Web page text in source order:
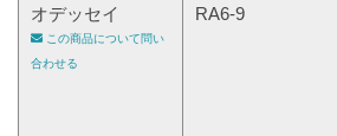
オデッセイ
この商品について問い
合わせる
RA6-9